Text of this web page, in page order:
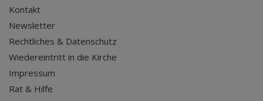
Kontakt
Newsletter
Rechtliches & Datenschutz
Wiedereintritt in die Kirche
Impressum
Rat & Hilfe